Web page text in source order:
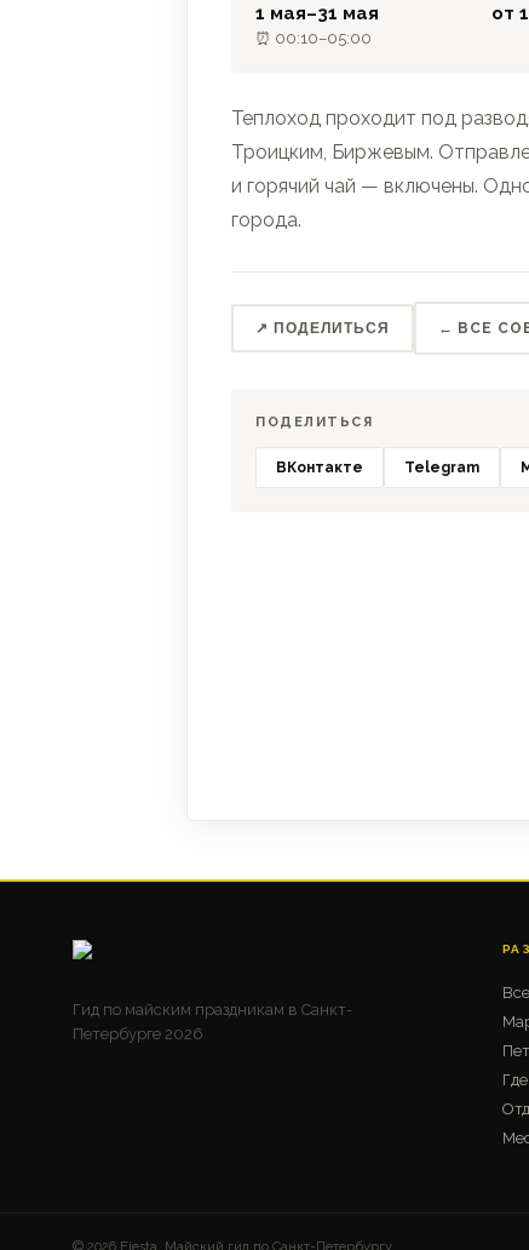
1 мая–31 мая
⏰ 00:10–05:00
от
Теплоход проходит под
Троицким, Биржевым.
и горячий чай — включены.
города.
↗ ПОДЕЛИТЬСЯ ← ВСЕ
ПОДЕЛИТЬСЯ
ВКонтакте Telegram
Гид по майским праздникам в Санкт-
Петербурге 2026